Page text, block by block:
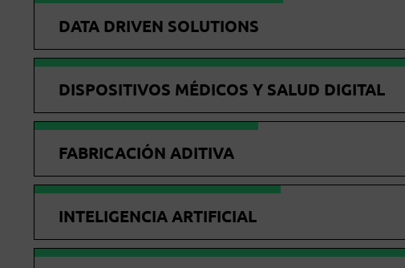
DATA DRIVEN SOLUTIONS
DISPOSITIVOS MÉDICOS Y SALUD DIGITAL
FABRICACIÓN ADITIVA
INTELIGENCIA ARTIFICIAL